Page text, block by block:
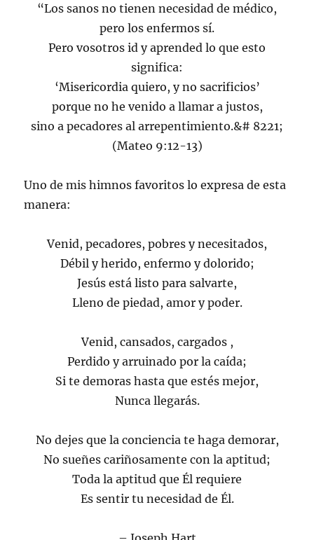
“Los sanos no tienen necesidad de médico,
pero los enfermos sí.
Pero vosotros id y aprended lo que esto
significa:
‘Misericordia quiero, y no sacrificios’
porque no he venido a llamar a justos,
sino a pecadores al arrepentimiento.&# 8221;
(Mateo 9:12-13)
Uno de mis himnos favoritos lo expresa de esta
manera:
Venid, pecadores, pobres y necesitados,
Débil y herido, enfermo y dolorido;
Jesús está listo para salvarte,
Lleno de piedad, amor y poder.
Venid, cansados, cargados ,
Perdido y arruinado por la caída;
Si te demoras hasta que estés mejor,
Nunca llegarás.
No dejes que la conciencia te haga demorar,
No sueñes cariñosamente con la aptitud;
Toda la aptitud que Él requiere
Es sentir tu necesidad de Él.